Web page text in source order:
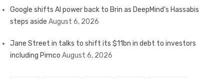
Google shifts AI power back to Brin as DeepMind’s Hassabis
steps aside August 6, 2026
Jane Street in talks to shift its $11bn in debt to investors
including Pimco August 6, 2026